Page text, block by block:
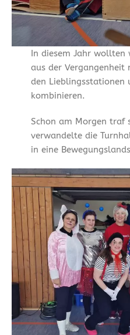
In diesem Jahr
aus der Vergangenheit
den Lieblingsstationen
kombinieren.
Schon am Morgen traf
verwandelte die
in eine